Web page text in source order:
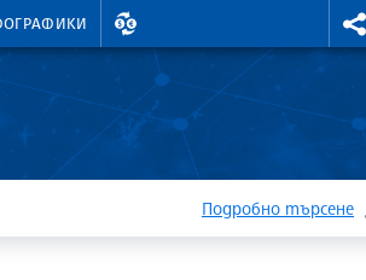
ВАЛУТНИ КУРСОВЕ
Подробно търсене